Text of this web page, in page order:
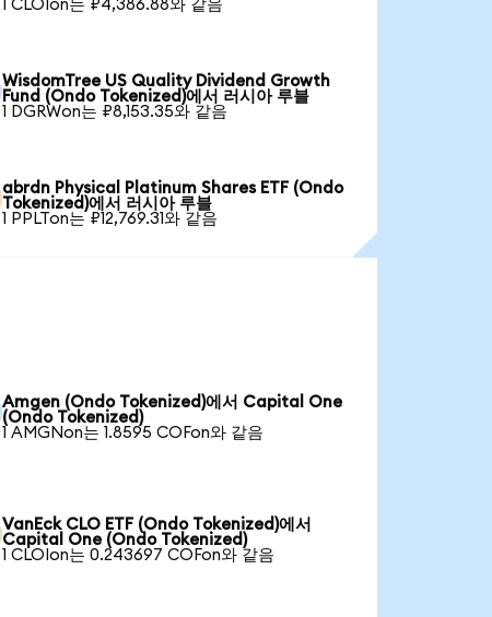
1 CLOIon는 ₽4,386.88와 같음
WisdomTree US Quality Dividend Growth
Fund (Ondo Tokenized)에서 러시아 루블
1 DGRWon는 ₽8,153.35와 같음
abrdn Physical Platinum Shares ETF (Ondo
Tokenized)에서 러시아 루블
1 PPLTon는 ₽12,769.31와 같음
Amgen (Ondo Tokenized)에서 Capital One
(Ondo Tokenized)
1 AMGNon는 1.8595 COFon와 같음
VanEck CLO ETF (Ondo Tokenized)에서
Capital One (Ondo Tokenized)
1 CLOIon는 0.243697 COFon와 같음